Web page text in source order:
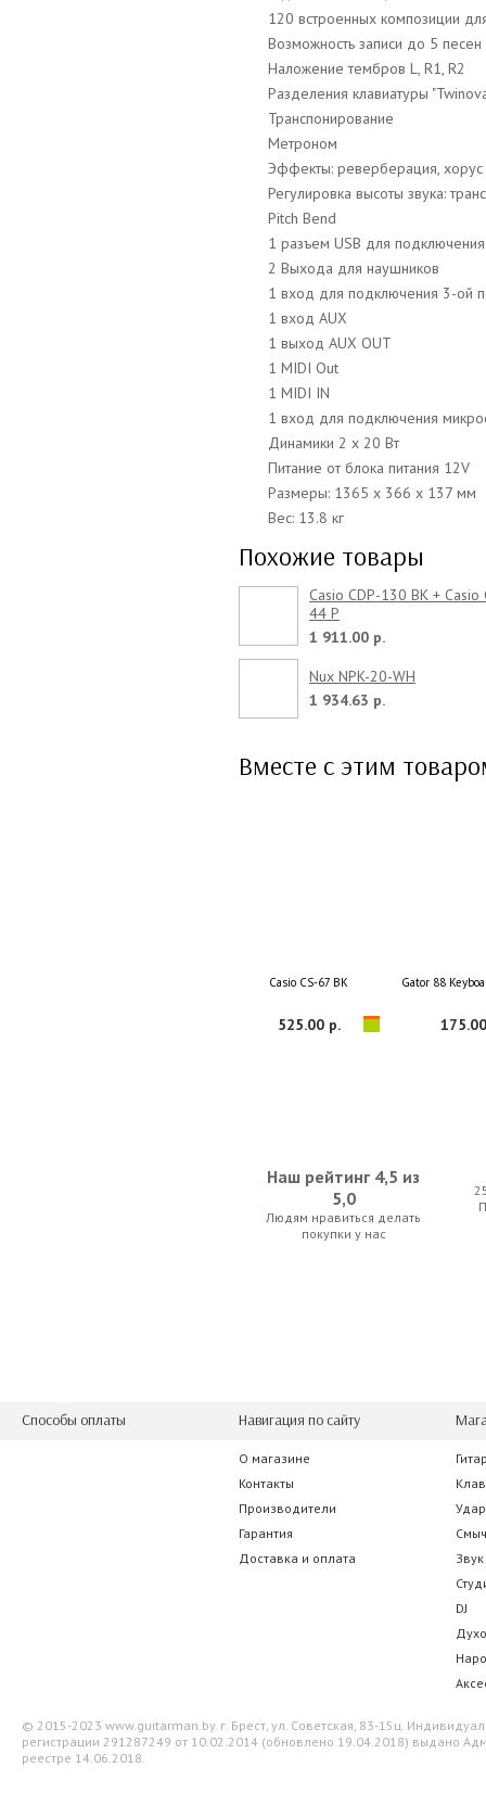
120 встроенных композиции
Возможность записи до 5
Наложение тембров L, R1, R2
Разделения клавиатуры
Транспонирование
Метроном
Эффекты: реверберация, хорус
Регулировка высоты звука:
Pitch Bend
1 разъем USB для
2 Выхода для наушников
1 вход для подключения 3-ой
1 вход AUX
1 выход AUX OUT
1 MIDI Out
1 MIDI IN
1 вход для подключения
Динамики 2 x 20 Вт
Питание от блока питания 12V
Размеры: 1365 x 366 x 137 мм
Вес: 13.8 кг
Похожие товары
Casio CDP-130 BK + Casio
44 P
1 911.00 р.
Nux NPK-20-WH
1 934.63 р.
Вместе с этим
Casio CS-67 BK
525.00 р.
Gator 88
Athletic KB-6
504.70 р.
Наш рейтинг 4,5 из
5,0
Людям нравиться делать
покупки у нас
Способы оплаты Навигация по сайту
О магазине
Контакты
Производители
Гарантия
Доставка и оплата
Звук
DJ
© 2015-2023 www.guitarman.by. г. Брест, ул. Советская, 83-15ц.
регистрации 291287249 от 10.02.2014 (обновлено 19.04.2018) выдано
реестре 14.06.2018.